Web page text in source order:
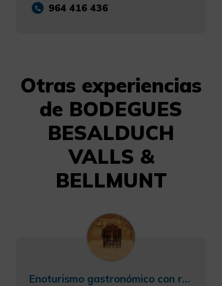
964 416 436
Otras experiencias
de BODEGUES
BESALDUCH
VALLS &
BELLMUNT
Enoturismo gastronómico con realidad aumentada